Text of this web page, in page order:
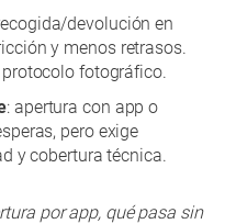
devolución en
y menos retrasos.
fotográfico.
: apertura con app o
pero exige
y cobertura técnica.
por app, qué pasa sin